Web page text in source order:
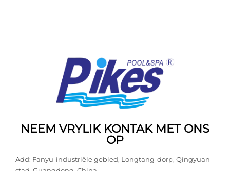
NEEM VRYLIK KONTAK MET ONS
OP
Add: Fanyu-industriële gebied, Longtang-dorp, Qingyuan-